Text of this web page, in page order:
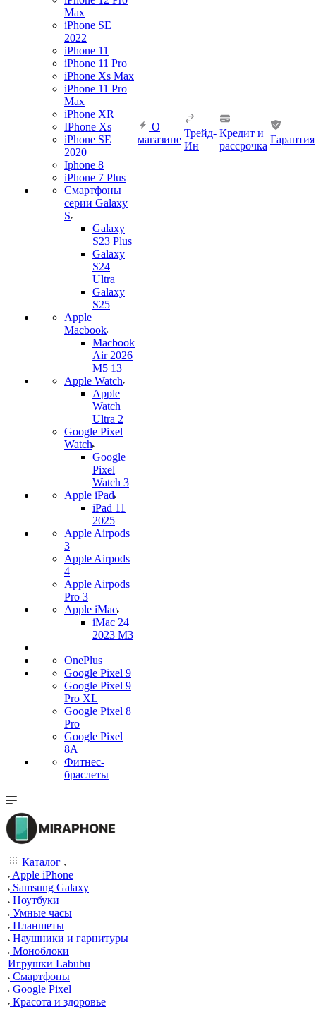
Max
iPhone SE
2022
iPhone 11
iPhone 11 Pro
iPhone Xs Max
iPhone 11 Pro
Max
iPhone XR
IPhone Xs
iPhone SE
2020
Iphone 8
iPhone 7 Plus
Смартфоны
серии Galaxy
S
Galaxy
S23 Plus
Galaxy
S24
Ultra
Galaxy
S25
Apple
Macbook
Macbook
Air 2026
M5 13
Apple Watch
Apple
Watch
Ultra 2
Google Pixel
Watch
Google
Pixel
Watch 3
Apple iPad
iPad 11
2025
Apple Airpods
3
Apple Airpods
4
Apple Airpods
Pro 3
Apple iMac
iMac 24
2023 M3
OnePlus
Google Pixel 9
Google Pixel 9
Pro XL
Google Pixel 8
Pro
Google Pixel
8A
Фитнес-
браслеты
О
магазине
Трейд-
Ин
Кредит и
рассрочка
Гарантия
Каталог
Apple iPhone
Samsung Galaxy
Ноутбуки
Умные часы
Планшеты
Наушники и гарнитуры
Моноблоки
Игрушки Labubu
Смартфоны
Google Pixel
Красота и здоровье